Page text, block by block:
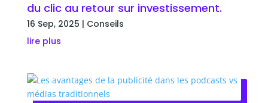
du clic au retour sur investissement.
16 Sep, 2025 | Conseils
lire plus